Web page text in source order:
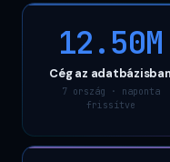
12.50M
Cég az adatbázisban
7 ország · naponta
frissítve